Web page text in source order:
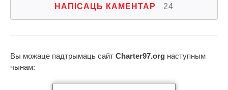
НАПІСАЦЬ КАМЕНТАР 24
Вы можаце падтрымаць сайт Charter97.org наступным
чынам: